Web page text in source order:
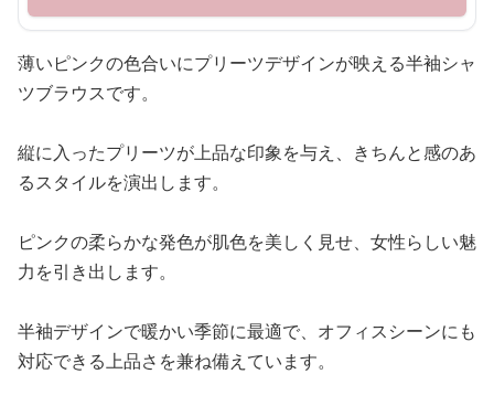
薄いピンクの色合いにプリーツデザインが映える半袖シャ
ツブラウスです。
縦に入ったプリーツが上品な印象を与え、きちんと感のあ
るスタイルを演出します。
ピンクの柔らかな発色が肌色を美しく見せ、女性らしい魅
力を引き出します。
半袖デザインで暖かい季節に最適で、オフィスシーンにも
対応できる上品さを兼ね備えています。